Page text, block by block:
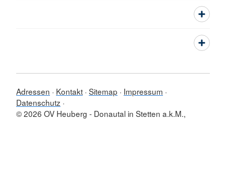
Adressen Kontakt Sitemap
Impressum
Datenschutz
© 2026 OV Heuberg - Donautal in Stetten a.k.M.,